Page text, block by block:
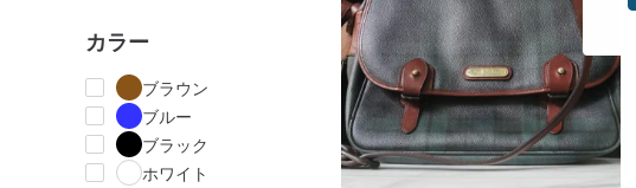
カラー
ブラウン
ブルー
ブラック
ホワイト